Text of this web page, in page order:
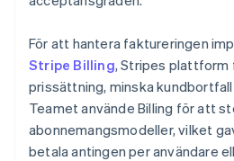
För att hantera faktureringen
Stripe Billing, Stripes plattform
prissättning, minska
Teamet använde Billing för att
abonnemangsmodeller, vilket
betala antingen per användare